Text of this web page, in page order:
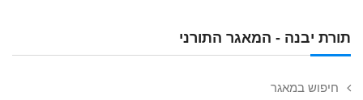
תורת יבנה - המאגר התורני
חיפוש במאגר